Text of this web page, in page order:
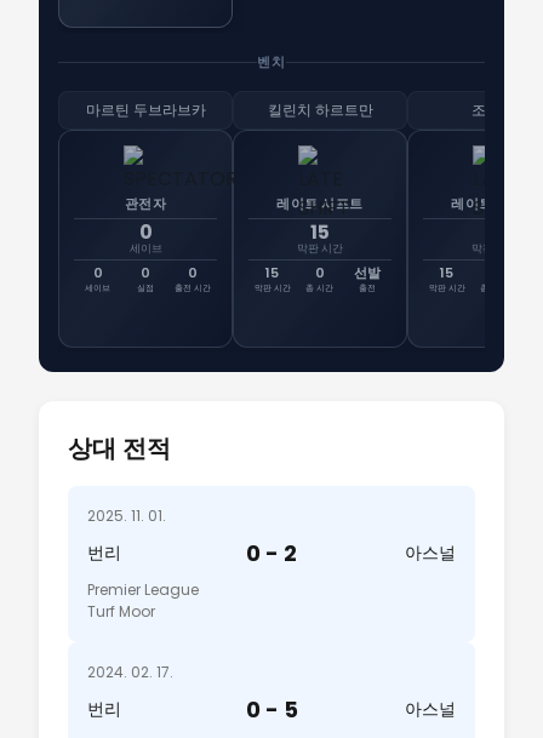
벤치
마르틴 두브라브카
관전자
0
세이브
0
세이브
0
실점
0
출전 시간
킬린치 하르트만
레이트 시프트
15
막판 시간
15
막판 시간
0
총 시간
선발
출전
조 워럴
레이트 시프트
막판 시간
15
막판 시간 총 시간
상대 전적
2025. 11. 01.
번리 0 - 2 아스널
Premier League
Turf Moor
2024. 02. 17.
번리 0 - 5 아스널